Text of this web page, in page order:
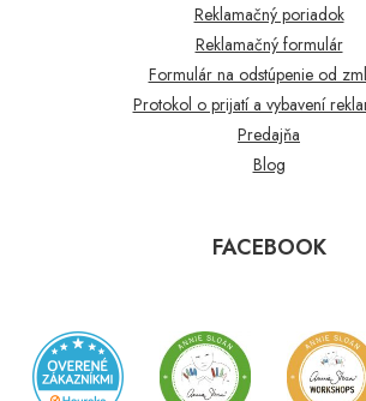
Reklamačný poriadok
Reklamačný formulár
Formulár na odstúpenie od
Protokol o prijatí a vybavení
Predajňa
Blog
FACEBOOK